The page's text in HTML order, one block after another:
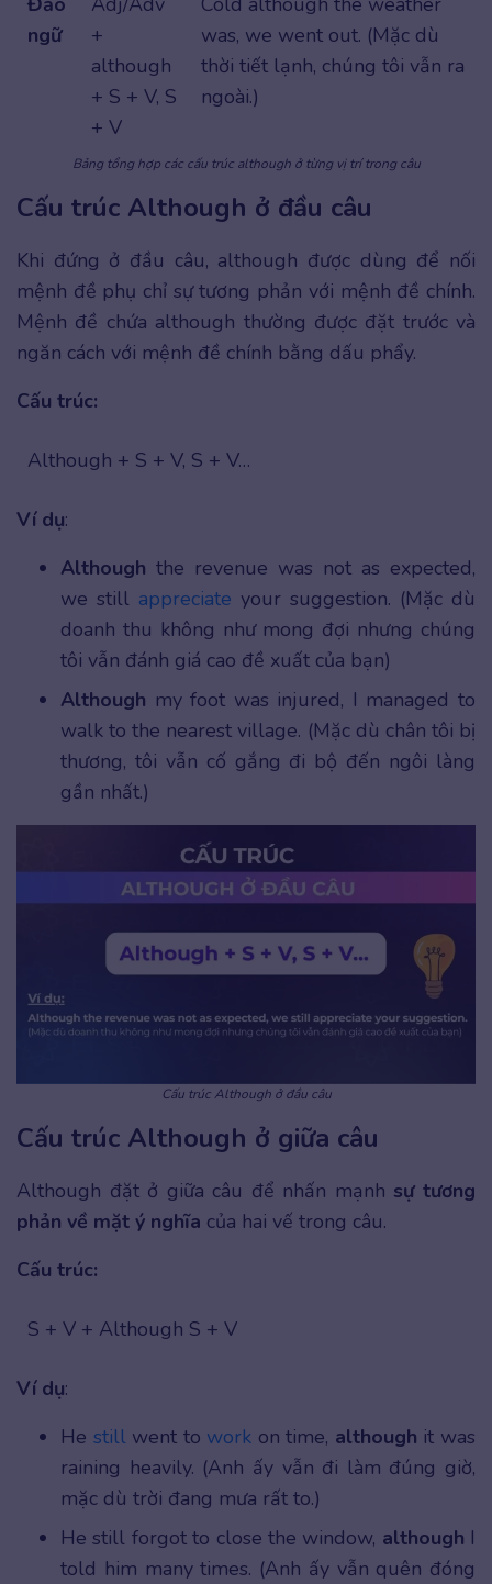
ngữ
+
although
+ S + V, S
+ V
was, we went out. (Mặc dù
thời tiết lạnh, chúng tôi vẫn ra
ngoài.)
Bảng tổng hợp các cấu trúc although ở từng vị trí trong câu
Cấu trúc Although ở đầu câu
Khi đứng ở đầu câu, although được dùng để nối
mệnh đề phụ chỉ sự tương phản với mệnh đề chính.
Mệnh đề chứa although thường được đặt trước và
ngăn cách với mệnh đề chính bằng dấu phẩy.
Cấu trúc:
Although + S + V, S + V…
Ví dụ:
Although the revenue was not as expected,
we still appreciate your suggestion. (Mặc dù
doanh thu không như mong đợi nhưng chúng
tôi vẫn đánh giá cao đề xuất của bạn)
Although my foot was injured, I managed to
walk to the nearest village. (Mặc dù chân tôi bị
thương, tôi vẫn cố gắng đi bộ đến ngôi làng
gần nhất.)
Cấu trúc Although ở đầu câu
Cấu trúc Although ở giữa câu
Although đặt ở giữa câu để nhấn mạnh sự tương
phản về mặt ý nghĩa của hai vế trong câu.
Cấu trúc:
S + V + Although S + V
Ví dụ:
He stillwent to work on time, although it was
raining heavily. (Anh ấy vẫn đi làm đúng giờ,
mặc dù trời đang mưa rất to.)
He still forgot to close the window, although I
told him many times. (Anh ấy vẫn quên đóng